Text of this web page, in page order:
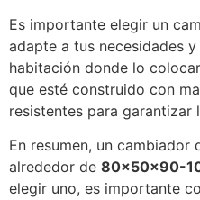
Es importante elegir un
adapte a tus necesidades
habitación donde lo
que esté construido con
resistentes para garantizar
En resumen, un cambiador
alrededor de 80x50x90-
elegir uno, es importante